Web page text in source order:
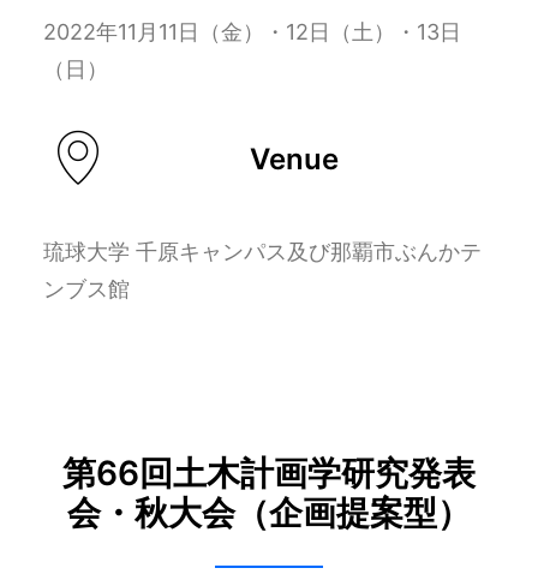
2022年11月11日（金）・12日（土）・13日
（日）
Venue
琉球大学 千原キャンパス及び那覇市ぶんかテ
ンブス館
第66回土木計画学研究発表
会・秋大会（企画提案型）